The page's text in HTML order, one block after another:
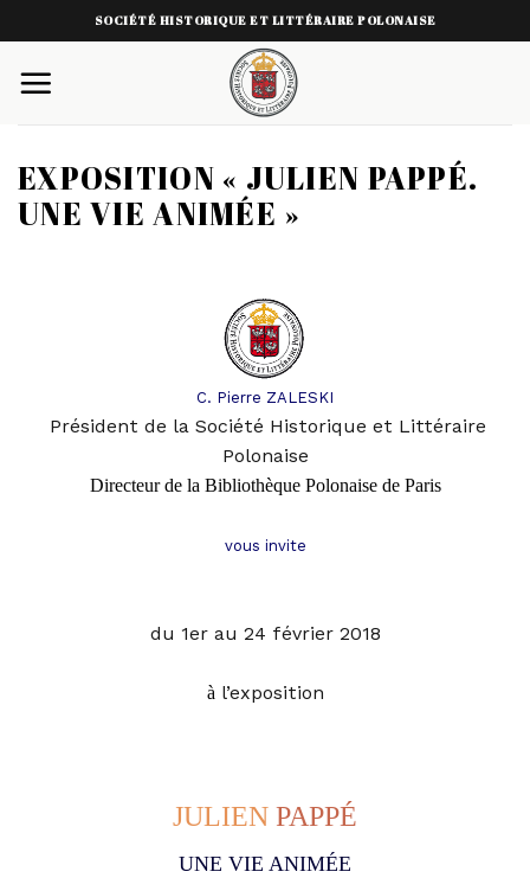
to
content
SOCIÉTÉ HISTORIQUE ET LITTÉRAIRE POLONAISE
EXPOSITION « JULIEN PAPPÉ.
UNE VIE ANIMÉE »
C. Pierre ZALESKI
Président de la Société Historique et Littéraire
Polonaise
Directeur de la Bibliothèque Polonaise de Paris
vous invite
du 1er au 24 février 2018
àl’exposition
JULIEN PAPPÉ
UNE VIE ANIMÉE